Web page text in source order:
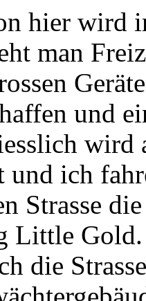
hier wird
man
und
wird
und ich
Strasse
Little
die